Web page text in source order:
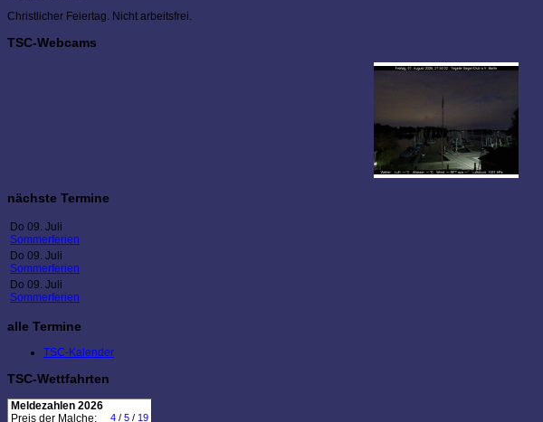
Christlicher Feiertag. Nicht arbeitsfrei.
TSC-Webcams
nächste Termine
Do 09. Juli
Sommerferien
Do 09. Juli
Sommerferien
Do 09. Juli
Sommerferien
alle Termine
TSC-Kalender
TSC-Wettfahrten
Meldezahlen 2026
Preis der Malche:
4 / 5 / 19